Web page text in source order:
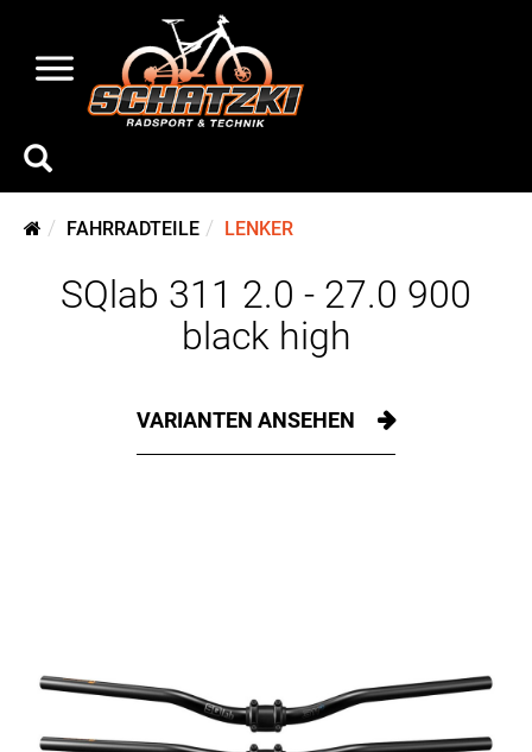
FAHRRADTEILE LENKER
SQlab 311 2.0 - 27.0 900
black high
VARIANTEN ANSEHEN